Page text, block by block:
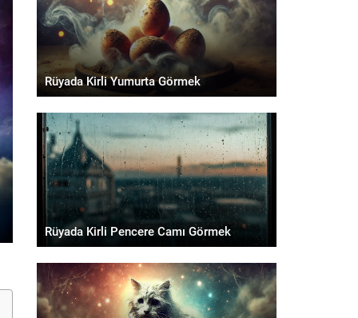
Rüyada Kirli Yumurta Görmek
Rüyada Kirli Pencere Camı Görmek